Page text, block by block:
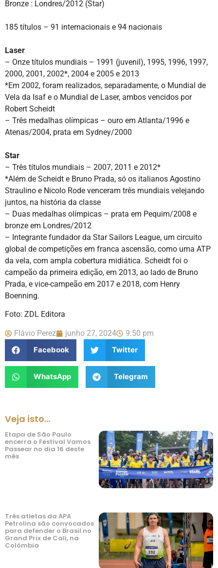
Bronze : Londres/2012 (Star)
185 títulos – 91 internacionais e 94 nacionais
Laser
– Onze títulos mundiais – 1991 (juvenil), 1995, 1996, 1997,
2000, 2001, 2002*, 2004 e 2005 e 2013
*Em 2002, foram realizados, separadamente, o Mundial de
Vela da Isaf e o Mundial de Laser, ambos vencidos por
Robert Scheidt
– Três medalhas olímpicas – ouro em Atlanta/1996 e
Atenas/2004, prata em Sydney/2000
Star
– Três títulos mundiais – 2007, 2011 e 2012*
*Além de Scheidt e Bruno Prada, só os italianos Agostino
Straulino e Nicolo Rode venceram três mundiais velejando
juntos, na história da classe
– Duas medalhas olímpicas – prata em Pequim/2008 e
bronze em Londres/2012
– Integrante fundador da Star Sailors League, um circuito
global de competições em franca ascensão, como uma ATP
da vela, com ampla cobertura midiática. Scheidt foi o
campeão da primeira edição, em 2013, ao lado de Bruno
Prada, e vice-campeão em 2017 e 2018, com Henry
Boenning.
Foto: ZDL Editora
Flávio Perez junho 27, 2024
9:50 pm
Facebook
Twitter
WhatsApp Telegram
Veja isto...
Etapa de São Paulo
encerra o Festival Vamos
Passear no dia 16 deste
mês
Três atletas da APA
Petrolina são convocados
para defender o Brasil no
Grand Prix de Cali, na
Colômbia